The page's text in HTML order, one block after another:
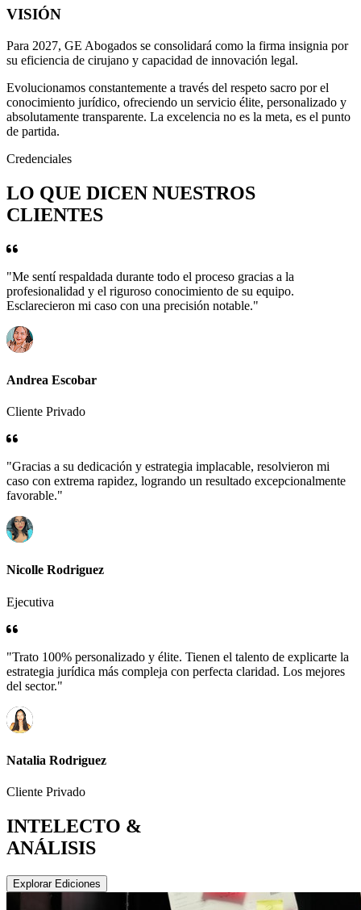
VISIÓN
Para 2027, GE Abogados se consolidará como la firma insignia por
su eficiencia de cirujano y capacidad de innovación legal.
Evolucionamos constantemente a través del respeto sacro por el
conocimiento jurídico, ofreciendo un servicio élite, personalizado y
absolutamente transparente. La excelencia no es la meta, es el punto
de partida.
Credenciales
LO QUE DICEN NUESTROS
CLIENTES
"Me sentí respaldada durante todo el proceso gracias a la
profesionalidad y el riguroso conocimiento de su equipo.
Esclarecieron mi caso con una precisión notable."
Andrea Escobar
Cliente Privado
"Gracias a su dedicación y estrategia implacable, resolvieron mi
caso con extrema rapidez, logrando un resultado excepcionalmente
favorable."
Nicolle Rodriguez
Ejecutiva
"Trato 100% personalizado y élite. Tienen el talento de explicarte la
estrategia jurídica más compleja con perfecta claridad. Los mejores
del sector."
Natalia Rodriguez
Cliente Privado
INTELECTO &
ANÁLISIS
Explorar Ediciones